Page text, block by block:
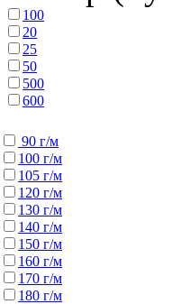
100
20
25
50
500
600
90 г/м
100 г/м
105 г/м
120 г/м
130 г/м
140 г/м
150 г/м
160 г/м
170 г/м
180 г/м